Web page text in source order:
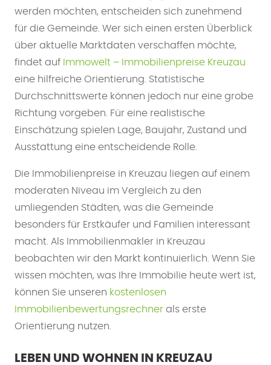
werden möchten, entscheiden sich zunehmend
für die Gemeinde. Wer sich einen ersten Überblick
über aktuelle Marktdaten verschaffen möchte,
findet auf Immowelt – Immobilienpreise Kreuzau
eine hilfreiche Orientierung. Statistische
Durchschnittswerte können jedoch nur eine grobe
Richtung vorgeben. Für eine realistische
Einschätzung spielen Lage, Baujahr, Zustand und
Ausstattung eine entscheidende Rolle.
Die Immobilienpreise in Kreuzau liegen auf einem
moderaten Niveau im Vergleich zu den
umliegenden Städten, was die Gemeinde
besonders für Erstkäufer und Familien interessant
macht. Als Immobilienmakler in Kreuzau
beobachten wir den Markt kontinuierlich. Wenn Sie
wissen möchten, was Ihre Immobilie heute wert ist,
können Sie unseren kostenlosen
Immobilienbewertungsrechner als erste
Orientierung nutzen.
LEBEN UND WOHNEN IN KREUZAU